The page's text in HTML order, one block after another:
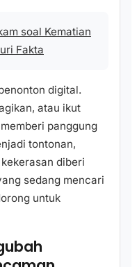
soal Kematian
Fakta
digital.
atau ikut
panggung
tontonan,
diberi
sedang mencari
untuk